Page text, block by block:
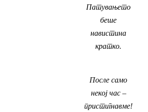
Патувањето
беше
навистина
кратко.
После само
некој час –
пристигнавме!